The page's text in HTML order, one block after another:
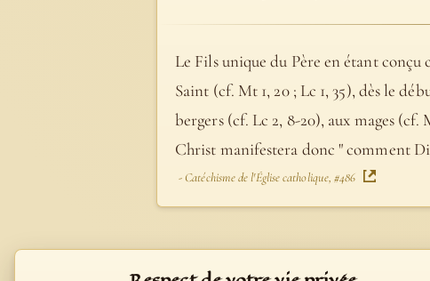
Le Fils unique du Père en étant
Saint (cf. Mt 1, 20 ; Lc 1, 35), dès le
bergers (cf. Lc 2, 8-20), aux mages (cf.
Christ manifestera donc " comment
- Catéchisme de l'Église catholique, #486